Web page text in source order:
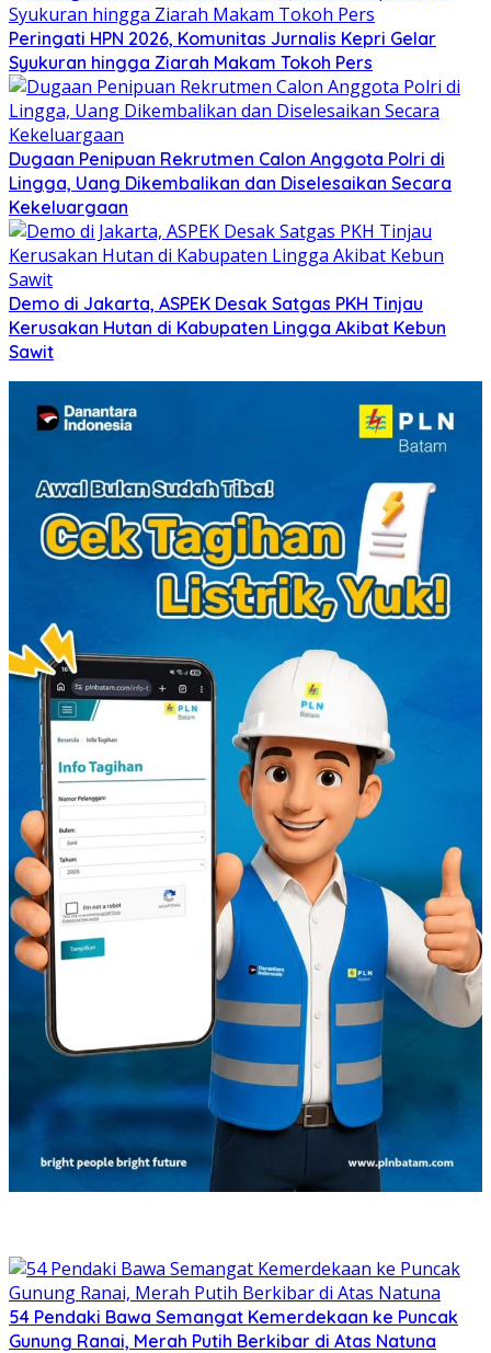
Peringati HPN 2026, Komunitas Jurnalis Kepri Gelar
Syukuran hingga Ziarah Makam Tokoh Pers
Dugaan Penipuan Rekrutmen Calon Anggota Polri di
Lingga, Uang Dikembalikan dan Diselesaikan Secara
Kekeluargaan
Demo di Jakarta, ASPEK Desak Satgas PKH Tinjau
Kerusakan Hutan di Kabupaten Lingga Akibat Kebun
Sawit
54 Pendaki Bawa Semangat Kemerdekaan ke Puncak
Gunung Ranai, Merah Putih Berkibar di Atas Natuna